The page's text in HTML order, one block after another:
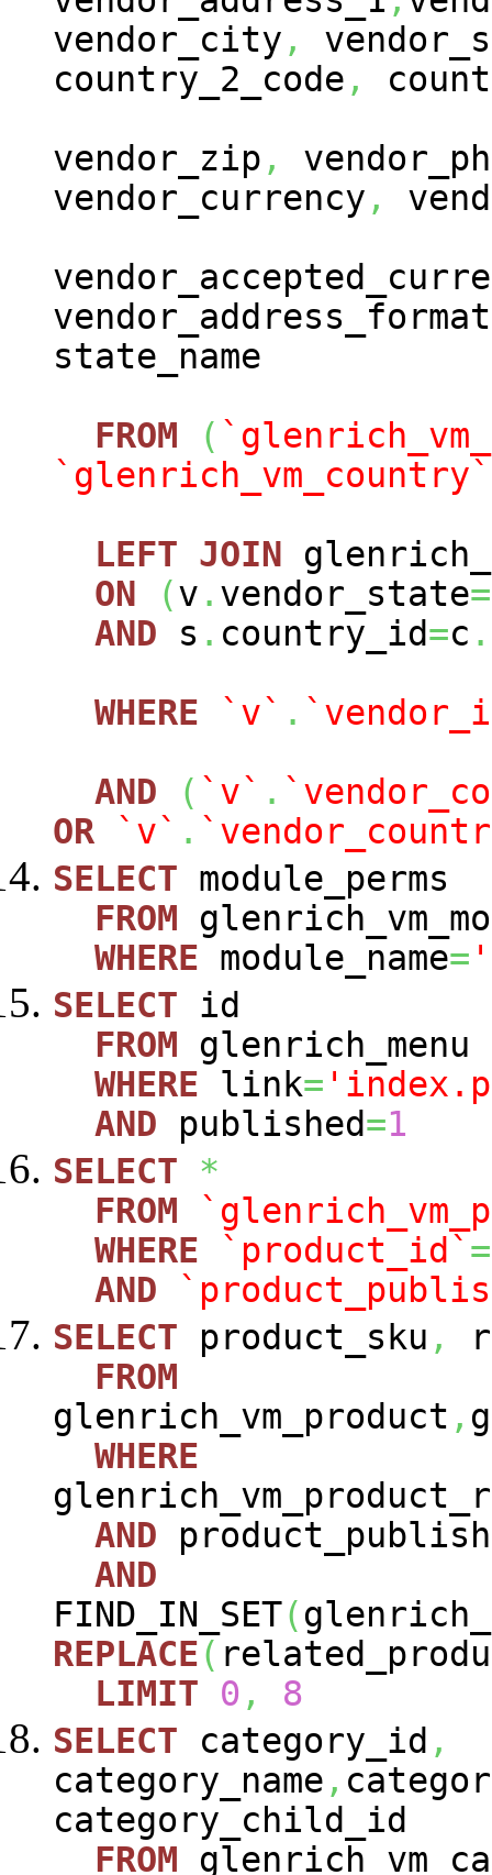
vendor_city ,
country_2_code ,
vendor_zip ,
vendor_currency ,
vendor_address_format
state_name
FROM
(
`glenrich_vm_country`
LEFT JOIN
ON
(v . vendor_state=
AND s . country_id=c .
WHERE
`v` .
AND
( `v` .
OR
`v` .
SELECT module_perms
FROM
WHERE module_name=
SELECT id
FROM glenrich_menu
WHERE link=
AND published=1
SELECT
*
FROM
WHERE
`product_id` =
AND
SELECT product_sku ,
FROM
glenrich_vm_product ,
WHERE
AND product_publish
AND
FIND_IN_SET(
REPLACE(
LIMIT
0 ,
8
SELECT category_id ,
category_name ,
category_child_id
FROM